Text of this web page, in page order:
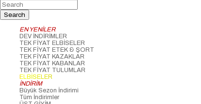
EN YENİLER
DEV İNDİRİMLER
TEK FİYAT ELBİSELER
TEK FİYAT ETEK & ŞORT
TEK FİYAT KAZAKLAR
TEK FİYAT KABANLAR
TEK FİYAT TULUMLAR
ELBİSELER
İNDİRİM
Büyük Sezon İndirimi
Tüm İndirimler